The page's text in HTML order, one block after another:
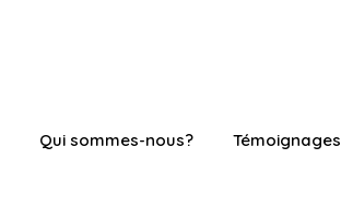
Qui sommes-nous? Témoignages